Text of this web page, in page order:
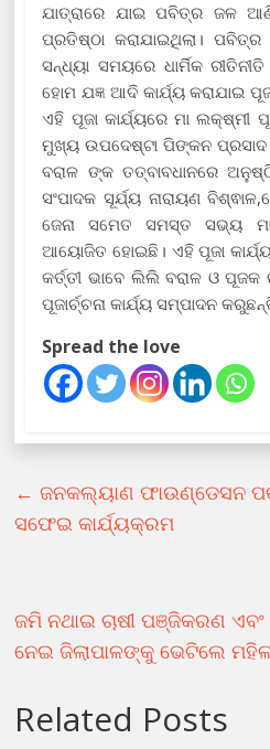
ଯାତ୍ରାରେ ଯାଇ ପବିତ୍ର ଜଳ
ପ୍ରତିଷ୍ଠା କରାଯାଇଥିଲା।
ସନ୍ଧ୍ୟା ସମୟରେ ଧାର୍ମିକ
ହୋମ ଯଜ୍ଞ ଆଦି କାର୍ଯ୍ୟ କରାଯାଇ
ଏହି ପୂଜା କାର୍ଯ୍ୟରେ ମା ଲକ୍ଷ୍ମୀ
ମୁଖ୍ୟ ଉପଦେଷ୍ଟା ପିଙ୍କନ ପ୍ରସାଦ
ବରାଳ ଙ୍କ ତତ୍ବାବଧାନରେ
ସଂପାଦକ ସୂର୍ଯ୍ୟ ନାରାୟଣ
ଜେନା ସମେତ ସମସ୍ତ ସଭ୍ୟ
ଆୟୋଜିତ ହୋଇଛି। ଏହି ପୂଜା
କର୍ତ୍ତୀ ଭାବେ ଲିଲି ବରାଳ ଓ ପୂଜକ
ପୂଜାର୍ଚ୍ଚନା କାର୍ଯ୍ୟ ସମ୍ପାଦନ
Spread the love
← ଜନକଲ୍ୟାଣ ଫାଉଣ୍ଡେସନ
ସଫେଇ କାର୍ଯ୍ୟକ୍ରମ
ଜମି ନଥାଇ ଚାଷୀ ପଞ୍ଜିକରଣ
ନେଇ ଜିଲାପାଳଙ୍କୁ ଭେଟିଲେ
Related Posts